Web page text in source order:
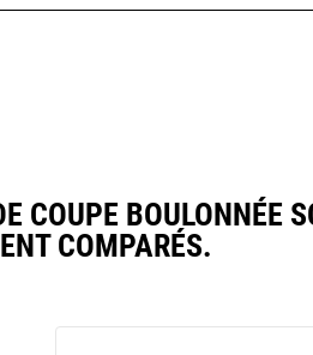
COUPE BOULONNÉE
COMPARÉS.